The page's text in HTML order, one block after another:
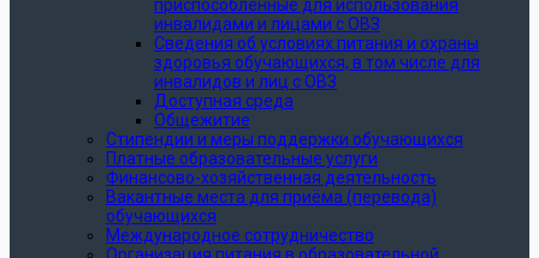
приспособленные для использования
инвалидами и лицами с ОВЗ
Сведения об условиях питания и охраны
здоровья обучающихся, в том числе для
инвалидов и лиц с ОВЗ
Доступная среда
Общежитие
Стипендии и меры поддержки обучающихся
Платные образовательные услуги
Финансово-хозяйственная деятельность
Вакантные места для приёма (перевода)
обучающихся
Международное сотрудничество